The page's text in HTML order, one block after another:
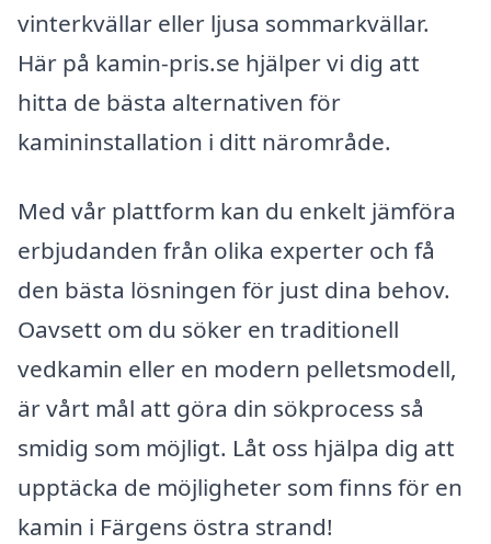
vinterkvällar eller ljusa sommarkvällar.
Här på kamin-pris.se hjälper vi dig att
hitta de bästa alternativen för
kamininstallation i ditt närområde.
Med vår plattform kan du enkelt jämföra
erbjudanden från olika experter och få
den bästa lösningen för just dina behov.
Oavsett om du söker en traditionell
vedkamin eller en modern pelletsmodell,
är vårt mål att göra din sökprocess så
smidig som möjligt. Låt oss hjälpa dig att
upptäcka de möjligheter som finns för en
kamin i Färgens östra strand!